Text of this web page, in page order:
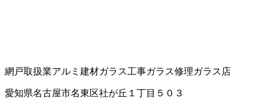
網戸取扱業アルミ建材ガラス工事ガラス修理ガラス店
愛知県名古屋市名東区社が丘１丁目５０３